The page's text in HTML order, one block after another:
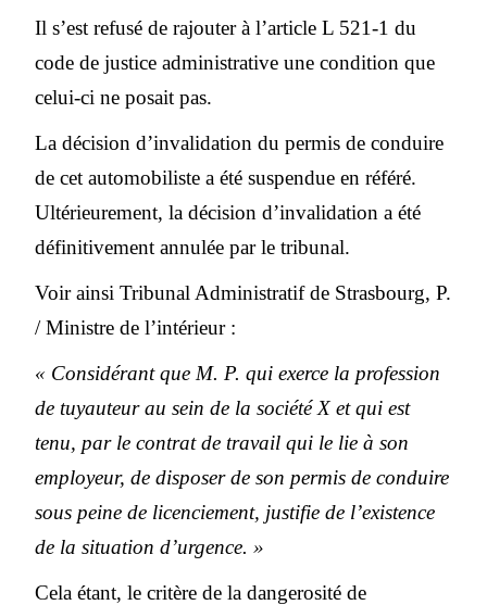
Il s’est refusé de rajouter à l’article L 521-1 du
code de justice administrative une condition que
celui-ci ne posait pas.
La décision d’invalidation du permis de conduire
de cet automobiliste a été suspendue en référé.
Ultérieurement, la décision d’invalidation a été
définitivement annulée par le tribunal.
Voir ainsi Tribunal Administratif de Strasbourg, P.
/ Ministre de l’intérieur :
« Considérant que M. P. qui exerce la profession
de tuyauteur au sein de la société X et qui est
tenu, par le contrat de travail qui le lie à son
employeur, de disposer de son permis de conduire
sous peine de licenciement, justifie de l’existence
de la situation d’urgence. »
Cela étant, le critère de la dangerosité de